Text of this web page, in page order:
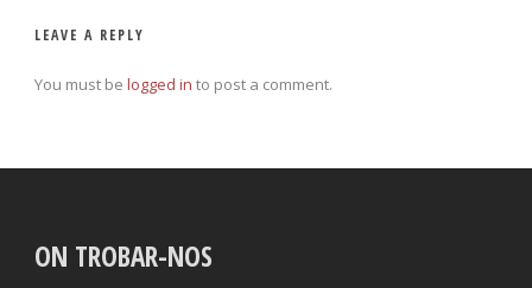
LEAVE A REPLY
You must be logged in to post a comment.
ON TROBAR-NOS